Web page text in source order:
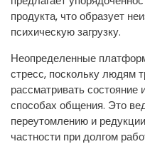
продукта, что образует
психическую загрузку.
Неопределенные
стресс, поскольку людям
рассматривать
способах общения. Это
переутомлению и
частности при долгом